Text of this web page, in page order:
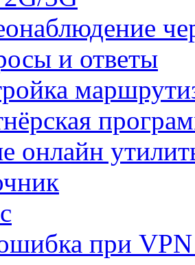
и ответы
онлайн
при